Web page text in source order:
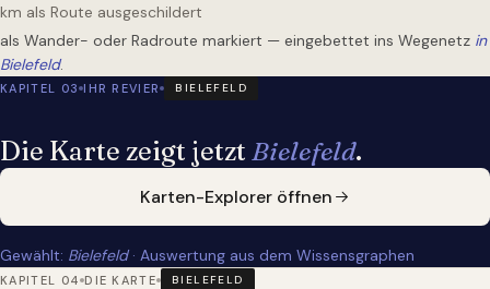
km als Route ausgeschildert
als Wander- oder Radroute markiert — eingebettet ins Wegenetz in
Bielefeld.
KAPITEL 03 IHR REVIER BIELEFELD
Die Karte zeigt jetzt Bielefeld.
Karten-Explorer öffnen
Gewählt: Bielefeld· Auswertung aus dem Wissensgraphen
KAPITEL 04 DIE KARTE BIELEFELD